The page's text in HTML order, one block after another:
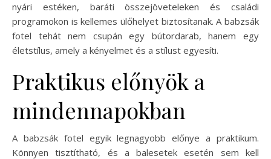
nyári estéken, baráti összejöveteleken és családi
programokon is kellemes ülőhelyet biztosítanak. A babzsák
fotel tehát nem csupán egy bútordarab, hanem egy
életstílus, amely a kényelmet és a stílust egyesíti.
Praktikus előnyök a
mindennapokban
A babzsák fotel egyik legnagyobb előnye a praktikum.
Könnyen tisztítható, és a balesetek esetén sem kell